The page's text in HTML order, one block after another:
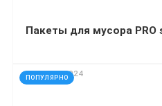
ПОПУЛЯРНО
код: 32690024